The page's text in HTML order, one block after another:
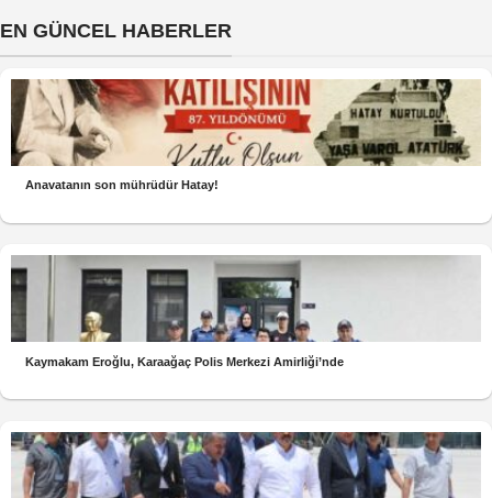
EN GÜNCEL HABERLER
Anavatanın son mührüdür Hatay!
Kaymakam Eroğlu, Karaağaç Polis Merkezi Amirliği’nde